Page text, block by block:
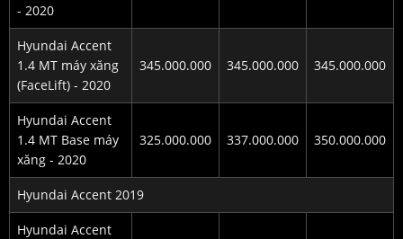
- 2020
Hyundai Accent
1.4 MT máy xăng
(FaceLift) - 2020
345.000.000 345.000.000 345.000.000
Hyundai Accent
1.4 MT Base máy
xăng - 2020
325.000.000 337.000.000 350.000.000
Hyundai Accent 2019
Hyundai Accent